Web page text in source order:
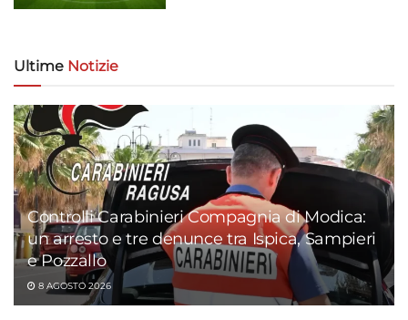
Ultime Notizie
Controlli Carabinieri Compagnia di Modica:
un arresto e tre denunce tra Ispica, Sampieri
e Pozzallo
8 AGOSTO 2026